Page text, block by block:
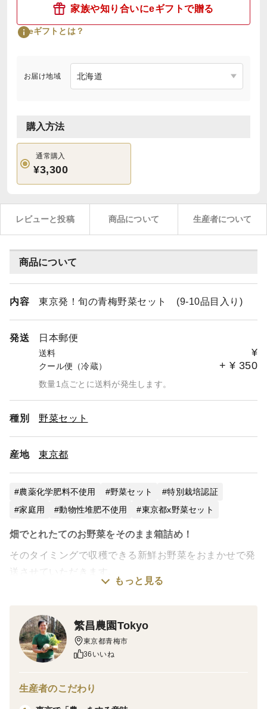
家族や知り合いにeギフトで贈る
eギフトとは？
お届け地域
購入方法
通常購入
¥3,300
レビューと投稿 商品について 生産者について
商品について
内容 東京発！旬の青梅野菜セット (9-10品目入り)
発送 日本郵便
送料 ¥
クール便（冷蔵） + ¥ 350
数量1点ごとに送料が発生します。
種別 野菜セット
産地 東京都
農薬化学肥料不使用 野菜セット
特別栽培認証
家庭用
動物性堆肥不使用 東京都x野菜セット
畑でとれたてのお野菜をそのまま箱詰め！
そのタイミングで収穫できる新鮮お野菜をおまかせで発
送させていただきます。
土づくりにこだわり、オーガニック栽培です。(東京エ
カラフル野菜推進！
り、ヘビみたいに長かったり、お団子みたい形だったり
もっと見る
繁昌農園Tokyo
東京都青梅市
36いいね
生産者のこだわり